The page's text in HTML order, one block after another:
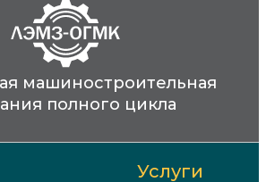
машиностроительная
полного цикла
Услуги